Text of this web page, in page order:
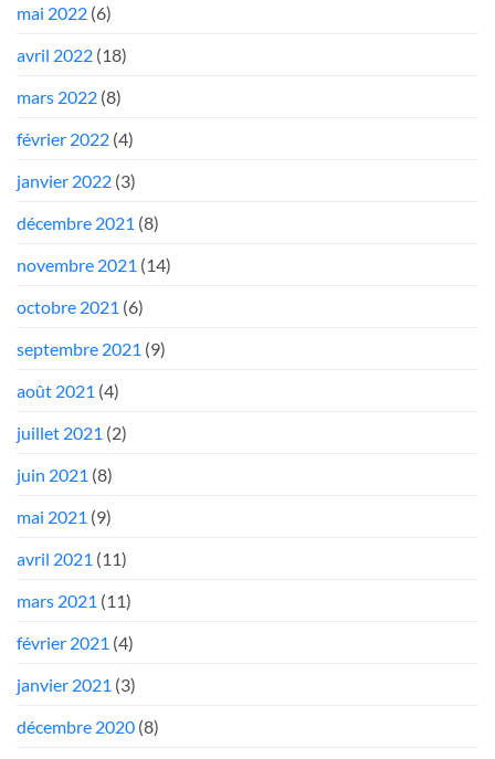
mai 2022 (6)
avril 2022 (18)
mars 2022 (8)
février 2022 (4)
janvier 2022 (3)
décembre 2021 (8)
novembre 2021 (14)
octobre 2021 (6)
septembre 2021 (9)
août 2021 (4)
juillet 2021 (2)
juin 2021 (8)
mai 2021 (9)
avril 2021 (11)
mars 2021 (11)
février 2021 (4)
janvier 2021 (3)
décembre 2020 (8)